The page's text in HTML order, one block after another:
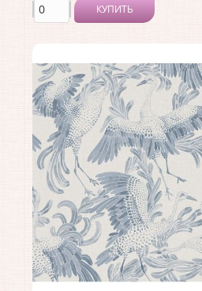
КУПИТЬ
Производитель:Borastapeter
Коллекция: Eastern Simplicity
Длина рулона:10.05
Ширина рулона:0.53
Материал покрытия:
Без покрытия
Страна:Швеция
Материал основы:Флизелин
Раппорт:<>